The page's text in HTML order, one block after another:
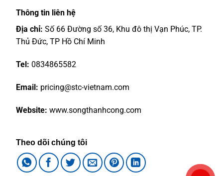
Thông tin liên hệ
Địa chỉ: Số 66 Đường số 36, Khu đô thị Vạn Phúc, TP.
Thủ Đức, TP Hồ Chí Minh
Tel: 0834865582
Email: pricing@stc-vietnam.com
Website:www.songthanhcong.com
Theo dõi chúng tôi